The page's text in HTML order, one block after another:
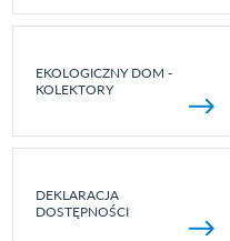
EKOLOGICZNY DOM -
KOLEKTORY
DEKLARACJA
DOSTĘPNOŚCI